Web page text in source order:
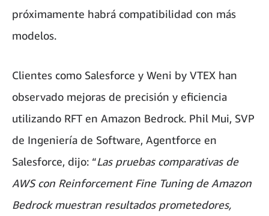
próximamente habrá compatibilidad con más
modelos.
Clientes como Salesforce y Weni by VTEX han
observado mejoras de precisión y eficiencia
utilizando RFT en Amazon Bedrock. Phil Mui, SVP
de Ingeniería de Software, Agentforce en
Salesforce, dijo: “Las pruebas comparativas de
AWS con Reinforcement Fine Tuning de Amazon
Bedrock muestran resultados prometedores,